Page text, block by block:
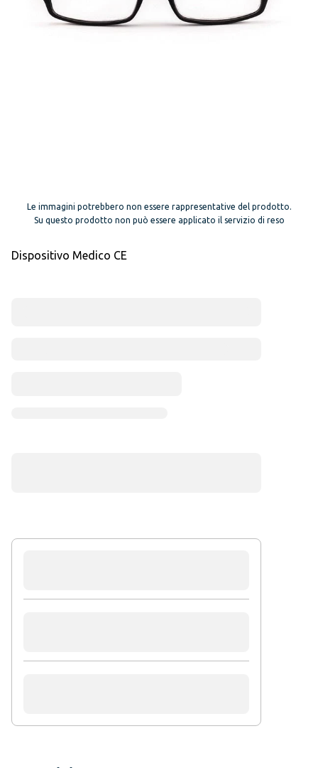
Le immagini potrebbero non essere rappresentative del prodotto.
Su questo prodotto non può essere applicato il servizio di reso
Dispositivo Medico CE